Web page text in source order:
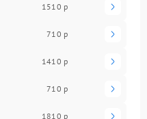
1510 р
710 р
1410 р
710 р
1810 р